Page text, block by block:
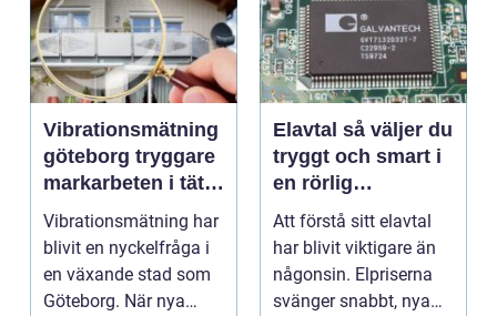
Vibrationsmätning
göteborg tryggare
markarbeten i tät
stadsmiljö
Vibrationsmätning har
blivit en nyckelfråga i
en växande stad som
Göteborg. När nya
Elavtal så väljer du
tryggt och smart i
en rörlig
elmarknad
Att förstå sitt elavtal
har blivit viktigare än
någonsin. Elpriserna
svänger snabbt, nya